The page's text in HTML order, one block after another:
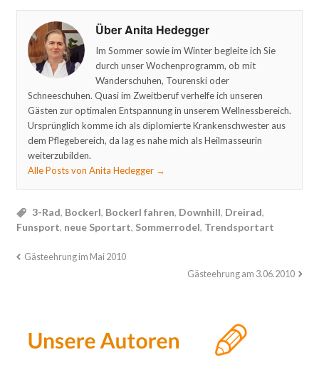
Über Anita Hedegger
Im Sommer sowie im Winter begleite ich Sie
durch unser Wochenprogramm, ob mit
Wanderschuhen, Tourenski oder
Schneeschuhen. Quasi im Zweitberuf verhelfe ich unseren
Gästen zur optimalen Entspannung in unserem Wellnessbereich.
Ursprünglich komme ich als diplomierte Krankenschwester aus
dem Pflegebereich, da lag es nahe mich als Heilmasseurin
weiterzubilden.
Alle Posts von Anita Hedegger →
3-Rad, Bockerl, Bockerl fahren, Downhill, Dreirad,
Funsport, neue Sportart, Sommerrodel, Trendsportart
Gästeehrung im Mai 2010
Gästeehrung am 3.06.2010